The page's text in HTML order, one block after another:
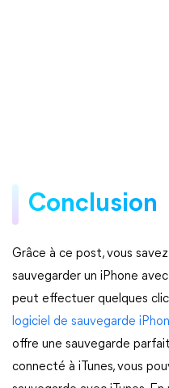
Conclusion
Grâce à ce post, vous
sauvegarder un iPhone
peut effectuer quelques
logiciel de sauvegarde
offre une sauvegarde
connecté à iTunes, vous